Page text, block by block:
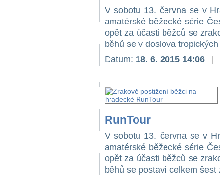
V sobotu 13. června se v
amatérské běžecké série
opět za účasti běžců se
běhů se v doslova
Datum: 18. 6. 2015 14:06
RunTour
V sobotu 13. června se v
amatérské běžecké série
opět za účasti běžců se
běhů se postaví celkem